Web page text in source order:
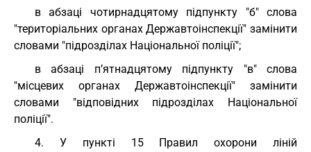
в абзаці чотирнадцятому підпункту "б" слова
"територіальних органах Державтоінспекції" замінити
словами "підрозділах Національної поліції";
в абзаці п’ятнадцятому підпункту "в" слова
"місцевих органах Державтоінспекції" замінити
словами "відповідних підрозділах Національної
поліції".
4. У пункті 15 Правил охорони ліній